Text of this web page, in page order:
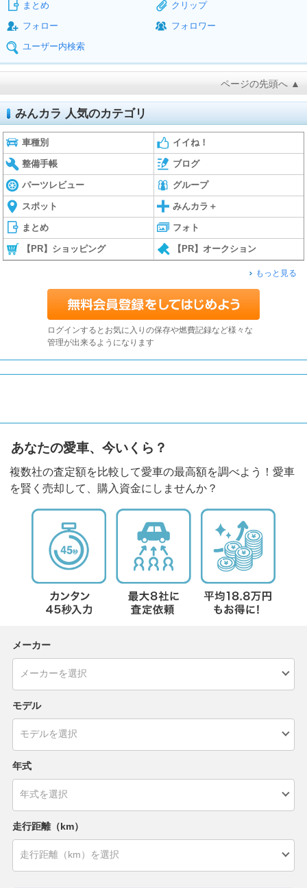
まとめ
クリップ
フォロー
フォロワー
ユーザー内検索
ページの先頭へ ▲
みんカラ 人気のカテゴリ
車種別 イイね！
整備手帳 ブログ
パーツレビュー グループ
スポット みんカラ＋
まとめ フォト
【PR】ショッピング 【PR】オークション
もっと見る
ログインするとお気に入りの保存や燃費記録など様々な
管理が出来るようになります
あなたの愛車、今いくら？
複数社の査定額を比較して愛車の最高額を調べよう！愛車
を賢く売却して、購入資金にしませんか？
メーカー
モデル
年式
走行距離（km）